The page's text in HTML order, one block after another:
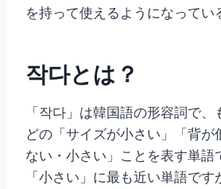
を持って使えるようになってい
작다とは？
「작다」は韓国語の形容詞で
どの「サイズが小さい」「背が
ない・小さい」ことを表す単語
「小さい」に最も近い単語で